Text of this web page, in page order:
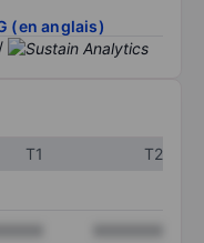
(en anglais)
/
T1
T2